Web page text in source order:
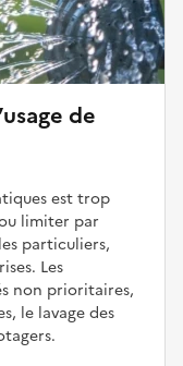
de
est trop
limiter par
particuliers,
Les
non prioritaires,
le lavage des